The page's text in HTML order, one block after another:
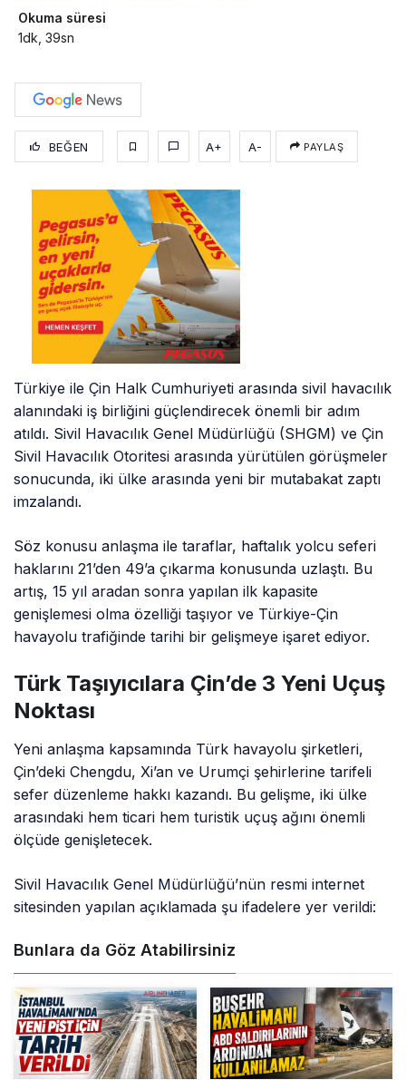
Okuma süresi
1dk, 39sn
BEĞEN A+ A- PAYLAŞ
Türkiye ile Çin Halk Cumhuriyeti arasında sivil havacılık
alanındaki iş birliğini güçlendirecek önemli bir adım
atıldı. Sivil Havacılık Genel Müdürlüğü (SHGM) ve Çin
Sivil Havacılık Otoritesi arasında yürütülen görüşmeler
sonucunda, iki ülke arasında yeni bir mutabakat zaptı
imzalandı.
Söz konusu anlaşma ile taraflar, haftalık yolcu seferi
haklarını 21’den 49’a çıkarma konusunda uzlaştı. Bu
artış, 15 yıl aradan sonra yapılan ilk kapasite
genişlemesi olma özelliği taşıyor ve Türkiye-Çin
havayolu trafiğinde tarihi bir gelişmeye işaret ediyor.
Türk Taşıyıcılara Çin’de 3 Yeni Uçuş
Noktası
Yeni anlaşma kapsamında Türk havayolu şirketleri,
Çin’deki Chengdu, Xi’an ve Urumçi şehirlerine tarifeli
sefer düzenleme hakkı kazandı. Bu gelişme, iki ülke
arasındaki hem ticari hem turistik uçuş ağını önemli
ölçüde genişletecek.
Sivil Havacılık Genel Müdürlüğü’nün resmi internet
sitesinden yapılan açıklamada şu ifadelere yer verildi:
Bunlara da Göz Atabilirsiniz